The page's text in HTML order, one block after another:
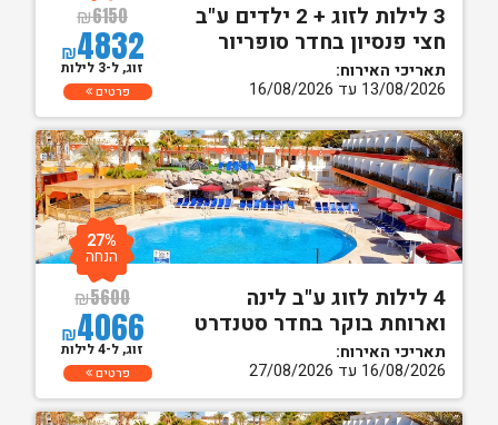
3 לילות לזוג + 2 ילדים ע"ב
חצי פנסיון בחדר סופריור
תאריכי האירוח:
13/08/2026 עד 16/08/2026
₪6150
₪4832
זוג, ל-3 לילות
פרטים
4 לילות לזוג ע"ב לינה
וארוחת בוקר בחדר סטנדרט
תאריכי האירוח:
16/08/2026 עד 27/08/2026
₪5600
₪4066
27%
הנחה
זוג, ל-4 לילות
פרטים